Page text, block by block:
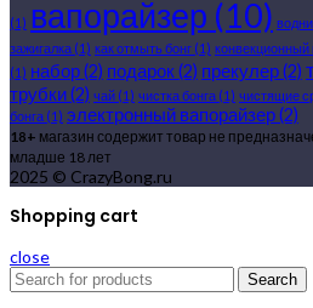
(1) вапорайзер (10)
зажигалка (1) как отмыть бонг (1) конвекционный
(1) набор(2) подарок(2) прекулер(2)
трубки(2) чай (1) чистка бонга (1) чистящие
бонга (1) электронный вапорайзер(2)
18+ магазин содержит товар не
младше 18 лет
2025 © CrazyBong.ru
Shopping cart
close
Search